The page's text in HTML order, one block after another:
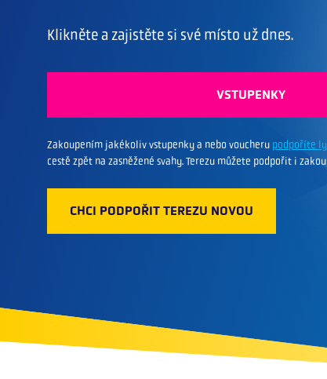
Klikněte a zajistěte si své místo už dnes.
VSTUPENKY
Zakoupením jakékoliv vstupenky a nebo voucheru podpoříte
cestě zpět na zasněžené svahy. Terezu můžete podpořit i
CHCI PODPOŘIT TEREZU NOVOU